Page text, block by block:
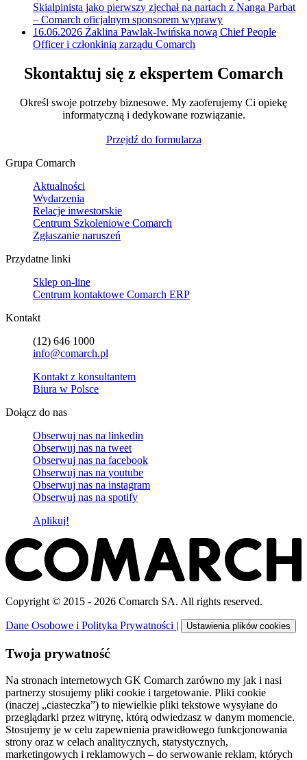
Skialpinista jako pierwszy zjechał na nartach z Nanga Parbat
– Comarch oficjalnym sponsorem wyprawy
16.06.2026 Żaklina Pawlak-Iwińska nową Chief People
Officer i członkinią zarządu Comarch
Skontaktuj się z ekspertem Comarch
Określ swoje potrzeby biznesowe. My zaoferujemy Ci opiekę
informatyczną i dedykowane rozwiązanie.
Przejdź do formularza
Grupa Comarch
Aktualności
Wydarzenia
Relacje inwestorskie
Centrum Szkoleniowe Comarch
Zgłaszanie naruszeń
Przydatne linki
Sklep on-line
Centrum kontaktowe Comarch ERP
Kontakt
(12) 646 1000
info@comarch.pl
Kontakt z konsultantem
Biura w Polsce
Dołącz do nas
Obserwuj nas na linkedin
Obserwuj nas na tweet
Obserwuj nas na facebook
Obserwuj nas na youtube
Obserwuj nas na instagram
Obserwuj nas na spotify
Aplikuj!
Copyright © 2015 - 2026 Comarch SA. All rights reserved.
Dane Osobowe i Polityka Prywatności | Ustawienia plików cookies
Twoja prywatność
Na stronach internetowych GK Comarch zarówno my jak i nasi
partnerzy stosujemy pliki cookie i targetowanie. Pliki cookie
(inaczej „ciasteczka”) to niewielkie pliki tekstowe wysyłane do
przeglądarki przez witrynę, którą odwiedzasz w danym momencie.
Stosujemy je w celu zapewnienia prawidłowego funkcjonowania
strony oraz w celach analitycznych, statystycznych,
marketingowych i reklamowych – do serwowanie reklam, których